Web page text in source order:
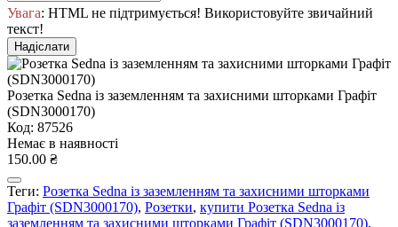
Увага: HTML не підтримується! Використовуйте звичайний
текст!
Надіслати
Розетка Sedna із заземленням та захисними шторками Графіт
(SDN3000170)
Код: 87526
Немає в наявності
150.00 ₴
Теги: Розетка Sedna із заземленням та захисними шторками
Графіт (SDN3000170), Розетки, купити Розетка Sedna із
заземленням та захисними шторками Графіт (SDN3000170),